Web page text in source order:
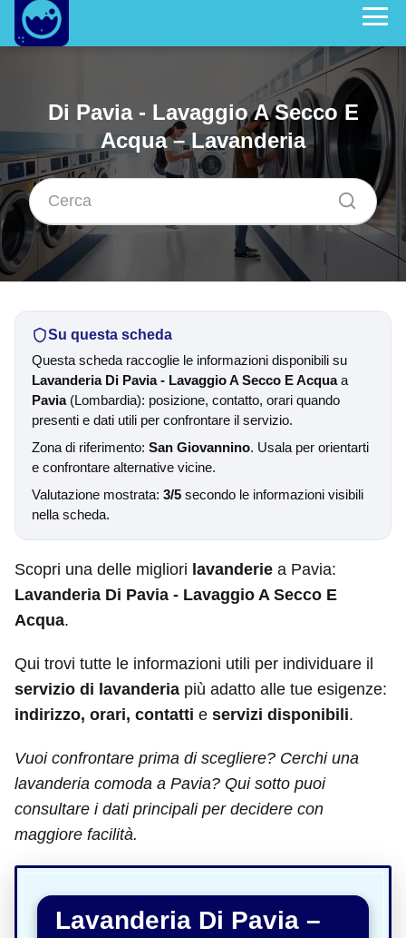
Di Pavia - Lavaggio A Secco E
Acqua – Lavanderia
Su questa scheda
Questa scheda raccoglie le informazioni disponibili su
Lavanderia Di Pavia - Lavaggio A Secco E Acquaa
Pavia(Lombardia): posizione, contatto, orari quando
presenti e dati utili per confrontare il servizio.
Zona di riferimento: San Giovannino. Usala per orientarti
e confrontare alternative vicine.
Valutazione mostrata: 3/5 secondo le informazioni visibili
nella scheda.
Scopri una delle migliori lavanderie a Pavia:
Lavanderia Di Pavia - Lavaggio A Secco E
Acqua.
Qui trovi tutte le informazioni utili per individuare il
servizio di lavanderia più adatto alle tue esigenze:
indirizzo, orari, contatti e servizi disponibili.
Vuoi confrontare prima di scegliere? Cerchi una
lavanderia comoda a Pavia? Qui sotto puoi
consultare i dati principali per decidere con
maggiore facilità.
Lavanderia Di Pavia –